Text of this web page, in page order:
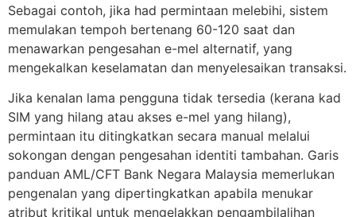
Sebagai contoh, jika had permintaan melebihi, sistem
memulakan tempoh bertenang 60-120 saat dan
menawarkan pengesahan e-mel alternatif, yang
mengekalkan keselamatan dan menyelesaikan transaksi.
Jika kenalan lama pengguna tidak tersedia (kerana kad
SIM yang hilang atau akses e-mel yang hilang),
permintaan itu ditingkatkan secara manual melalui
sokongan dengan pengesahan identiti tambahan. Garis
panduan AML/CFT Bank Negara Malaysia memerlukan
pengenalan yang dipertingkatkan apabila menukar
atribut kritikal untuk mengelakkan pengambilalihan